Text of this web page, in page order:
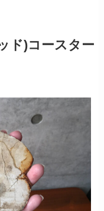
ド)コースター